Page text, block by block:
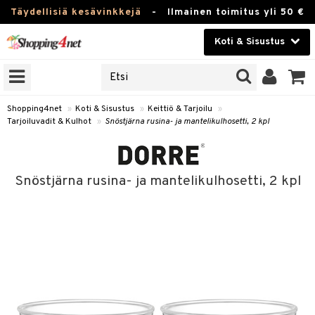
Täydellisiä kesävinkkejä - Ilmainen toimitus yli 50 €
Koti & Sisustus
Kauneudenhoito
Piilolinssit
Fitness
Kampanjat
Shopping4net » Koti & Sisustus » Keittiö & Tarjoilu
»
Tarjoiluvadit & Kulhot » Snöstjärna rusina- ja mantelikulhosetti, 2 kpl
Snöstjärna rusina- ja mantelikulhosetti, 2 kpl
Karahvit
Tee & Espresso
Mukit